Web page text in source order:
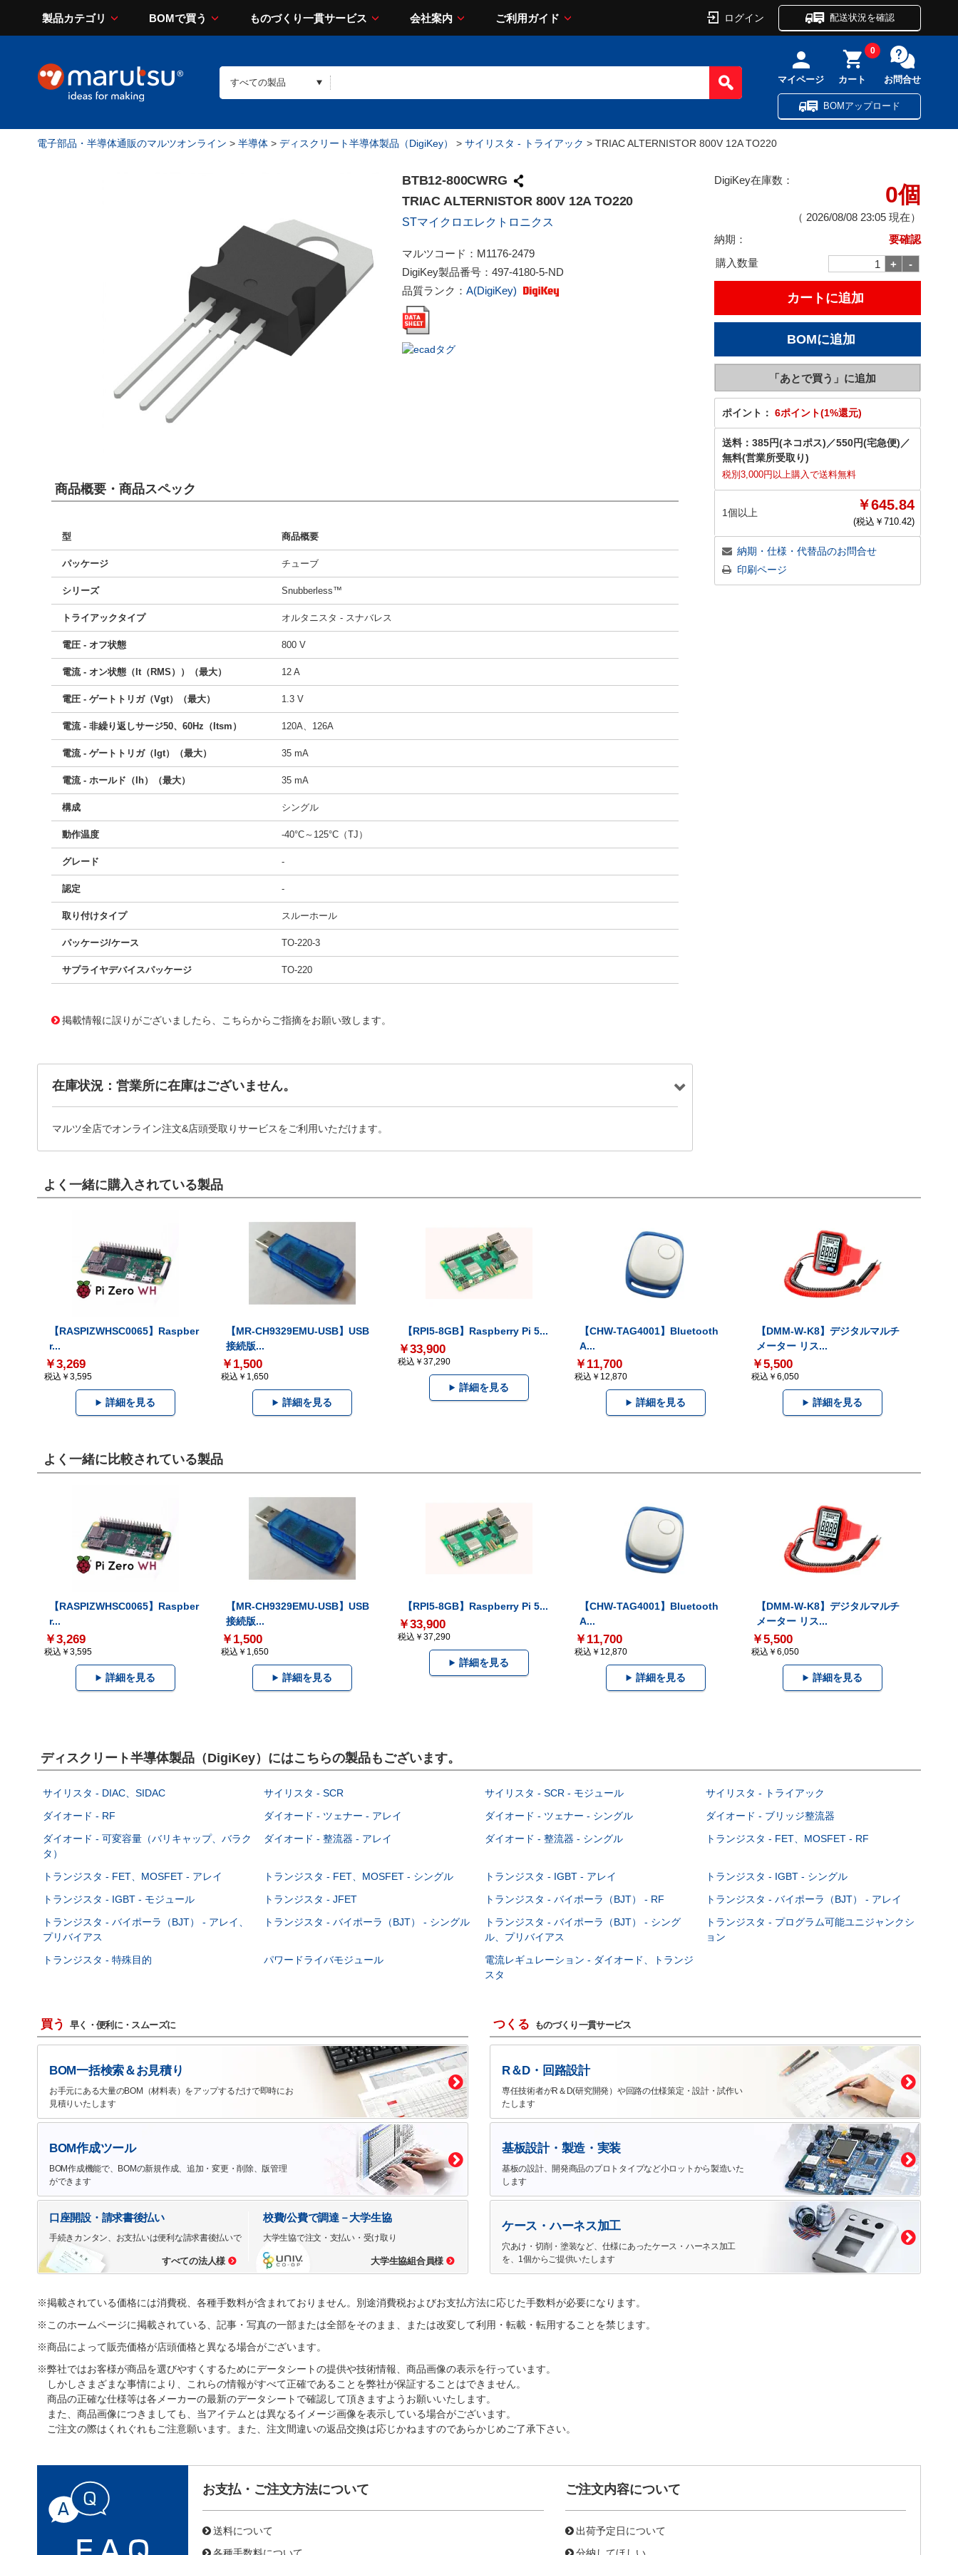
製品カテゴリ BOMで買う ものづくり一貫サービス 会社案内 ご利用ガイド ログイン 配送状況を確認
マイページ カート
0
お問合せ
BOMアップロード
電子部品・半導体通販のマルツオンライン > 半導体 > ディスクリート半導体製品（DigiKey） > サイリスタ - トライアック > TRIAC ALTERNISTOR 800V 12A TO220
BTB12-800CWRG
TRIAC ALTERNISTOR 800V 12A TO220
STマイクロエレクトロニクス
マルツコード： M1176-2479
DigiKey製品番号： 497-4180-5-ND
品質ランク： A(DigiKey)
DigiKey在庫数：
0個
（ 2026/08/08 23:05 現在）
納期：
要確認
購入数量
ポイント： 6ポイント(1%還元)
送料： 385円(ネコポス) ／550円(宅急便) ／
無料(営業所受取り)
税別3,000円以上購入で送料無料
1個以上 ￥645.84
(税込￥ 710.42)
納期・仕様・代替品のお問合せ
印刷ページ
商品概要・商品スペック
型 商品概要
パッケージ チューブ
シリーズ Snubberless™
トライアックタイプ オルタニスタ - スナバレス
電圧 - オフ状態 800 V
電流 - オン状態（It（RMS））（最大） 12 A
電圧 - ゲートトリガ（Vgt）（最大） 1.3 V
電流 - 非繰り返しサージ50、60Hz（Itsm） 120A、126A
電流 - ゲートトリガ（Igt）（最大） 35 mA
電流 - ホールド（Ih）（最大） 35 mA
構成 シングル
動作温度 -40°C～125°C（TJ）
グレード -
認定 -
取り付けタイプ スルーホール
パッケージ/ケース TO-220-3
サプライヤデバイスパッケージ TO-220
掲載情報に誤りがございましたら、こちらからご指摘をお願い致します。
在庫状況：営業所に在庫はございません。
マルツ全店でオンライン注文&店頭受取りサービスをご利用いただけます。
よく一緒に購入されている製品
【RASPIZWHSC0065】Raspber
r...
￥3,269
税込￥3,595
詳細を見る
【MR-CH9329EMU-USB】USB
接続版...
￥1,500
税込￥1,650
詳細を見る
【RPI5-8GB】Raspberry Pi 5...
￥33,900
税込￥37,290
詳細を見る
【CHW-TAG4001】Bluetooth
A...
￥11,700
税込￥12,870
詳細を見る
【DMM-W-K8】デジタルマルチ
メーター リス...
￥5,500
税込￥6,050
詳細を見る
よく一緒に比較されている製品
【RASPIZWHSC0065】Raspber
r...
￥3,269
税込￥3,595
詳細を見る
【MR-CH9329EMU-USB】USB
接続版...
￥1,500
税込￥1,650
詳細を見る
【RPI5-8GB】Raspberry Pi 5...
￥33,900
税込￥37,290
詳細を見る
【CHW-TAG4001】Bluetooth
A...
￥11,700
税込￥12,870
詳細を見る
【DMM-W-K8】デジタルマルチ
メーター リス...
￥5,500
税込￥6,050
詳細を見る
ディスクリート半導体製品（DigiKey）にはこちらの製品もございます。
サイリスタ - DIAC、SIDAC サイリスタ - SCR サイリスタ - SCR - モジュール
サイリスタ - トライアック
ダイオード - RF
ダイオード - ツェナー - アレイ ダイオード - ツェナー - シングル
ダイオード - ブリッジ整流器
ダイオード - 可変容量（バリキャップ、バラク
タ）
ダイオード - 整流器 - アレイ ダイオード - 整流器 - シングル トランジスタ - FET、MOSFET - RF
トランジスタ - FET、MOSFET - アレイ トランジスタ - FET、MOSFET - シングル トランジスタ - IGBT - アレイ
トランジスタ - IGBT - シングル
トランジスタ - IGBT - モジュール
トランジスタ - JFET トランジスタ - バイポーラ（BJT） - RF
トランジスタ - バイポーラ（BJT） - アレイ
トランジスタ - バイポーラ（BJT） - アレイ、
プリバイアス
トランジスタ - バイポーラ（BJT） - シングル
トランジスタ - バイポーラ（BJT） - シング
ル、プリバイアス
トランジスタ - プログラム可能ユニジャンクシ
ョン
トランジスタ - 特殊目的
パワードライバモジュール
電流レギュレーション - ダイオード、トランジ
スタ
買う 早く・便利に・スムーズに
BOM一括検索＆お見積り
お手元にある大量のBOM（材料表）をアップするだけで即時にお
見積りいたします
BOM作成ツール
BOM作成機能で、BOMの新規作成、追加・変更・削除、版管理
ができます
口座開設・請求書後払い
手続きカンタン、お支払いは便利な請求書後払いで
すべての法人様
校費/公費で調達－大学生協
大学生協で注文・支払い・受け取り
大学生協組合員様
つくる ものづくり一貫サービス
R＆D・回路設計
専任技術者がR＆D(研究開発）や回路の仕様策定・設計・試作い
たします
基板設計・製造・実装
基板の設計、開発商品のプロトタイプなど小ロットから製造いた
します
ケース・ハーネス加工
穴あけ・切削・塗装など、仕様にあったケース・ハーネス加工
を、1個からご提供いたします
※掲載されている価格には消費税、各種手数料が含まれておりません。別途消費税およびお支払方法に応じた手数料が必要になります。
※このホームページに掲載されている、記事・写真の一部または全部をそのまま、または改変して利用・転載・転用することを禁じます。
※商品によって販売価格が店頭価格と異なる場合がございます。
※弊社ではお客様が商品を選びやすくするためにデータシートの提供や技術情報、商品画像の表示を行っています。
しかしさまざまな事情により、これらの情報がすべて正確であることを弊社が保証することはできません。
商品の正確な仕様等は各メーカーの最新のデータシートで確認して頂きますようお願いいたします。
また、商品画像につきましても、当アイテムとは異なるイメージ画像を表示している場合がございます。
ご注文の際はくれぐれもご注意願います。また、注文間違いの返品交換は応じかねますのであらかじめご了承下さい。
お支払・ご注文方法について
送料について
各種手数料について
ご注文内容について
出荷予定日について
分納してほしい